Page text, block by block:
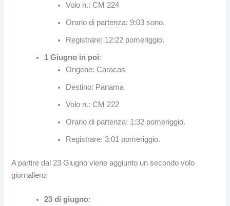
Volo n.: CM 224
Orario di partenza: 9:03 sono.
Registrare: 12:22 pomeriggio.
1 Giugno in poi:
Origene: Caracas
Destino: Panama
Volo n.: CM 222
Orario di partenza: 1:32 pomeriggio.
Registrare: 3:01 pomeriggio.
A partire dal 23 Giugno viene aggiunto un secondo volo
giornaliero:
23 di giugno: